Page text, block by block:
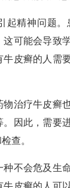
精神问题。
可能会导致
皮癣的人需
疗牛皮癣也
。因此，需要
查。
会危及生命
皮癣的人可